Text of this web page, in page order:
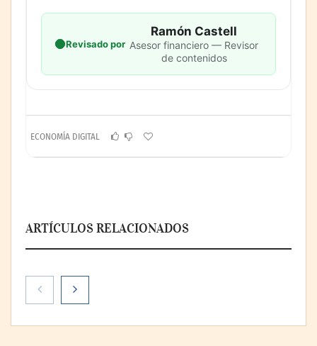
Revisado por
Ramón Castell
Asesor financiero — Revisor
de contenidos
ECONOMÍA DIGITAL
ARTÍCULOS RELACIONADOS
La cartera vencida hipotecaria aumenta al
doble de velocidad que la cartera sana en